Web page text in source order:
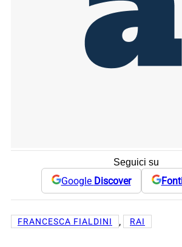
Seguici su
Google Discover
FRANCESCA FIALDINI , RAI